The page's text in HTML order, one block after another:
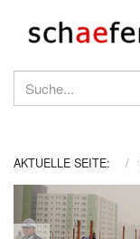
AKTUELLE SEITE:
Previous